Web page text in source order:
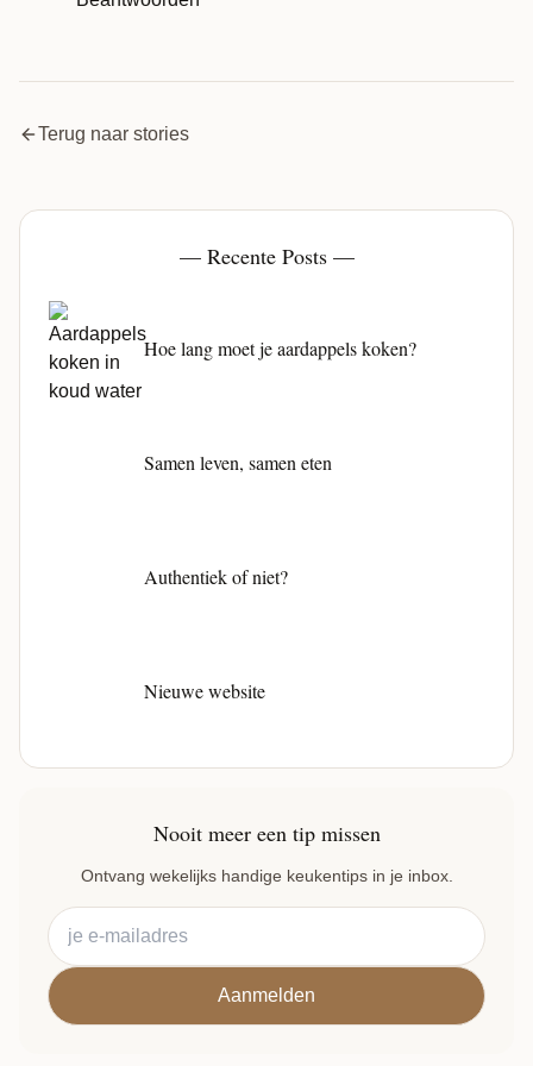
Terug naar stories
— Recente Posts —
Hoe lang moet je aardappels koken?
Samen leven, samen eten
Authentiek of niet?
Nieuwe website
Nooit meer een tip missen
Ontvang wekelijks handige keukentips in je inbox.